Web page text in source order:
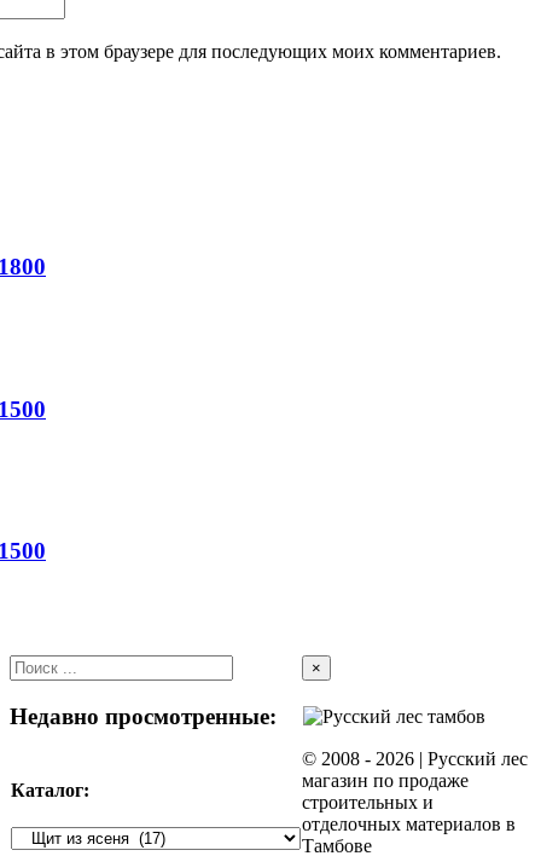
в этом браузере для последующих моих комментариев.
Недавно просмотренные:
Каталог:
Close
product
quick
view
×
© 2008 - 2026 | Русский лес
магазин по продаже
строительных и
отделочных материалов в
Тамбове